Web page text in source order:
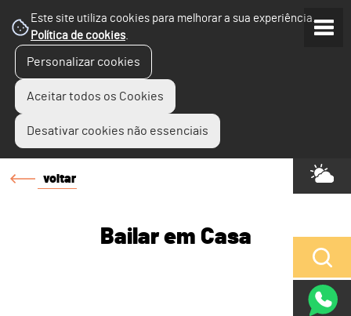
Este site utiliza cookies para melhorar a sua experiência.
Política de cookies.
Personalizar cookies
Aceitar todos os Cookies
Desativar cookies não essenciais
voltar
Bailar em Casa